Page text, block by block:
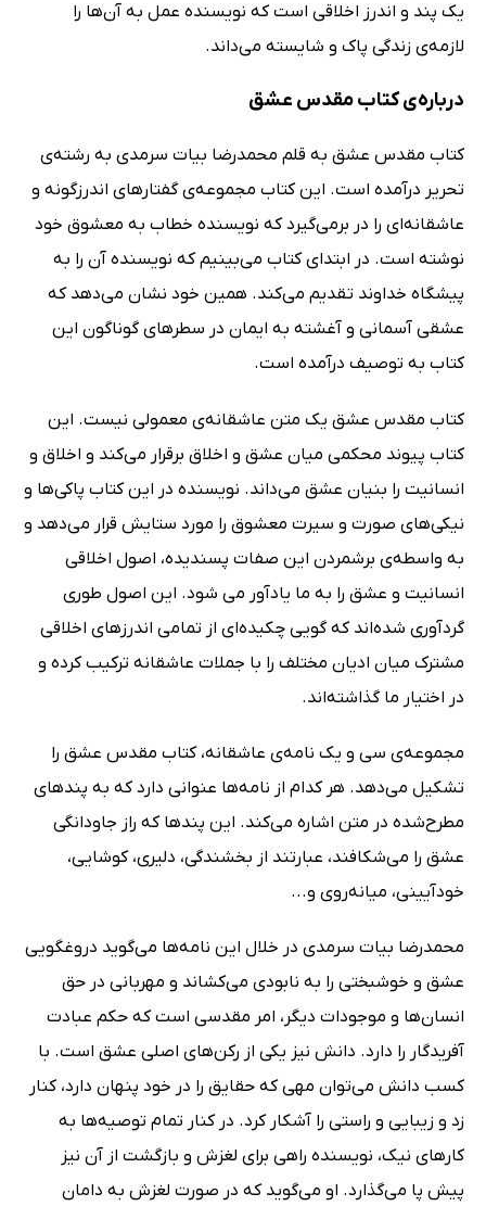
یک پند و اندرز اخلاقی است که نویسنده عمل به آن‌ها را
لازمه‌ی زندگی پاک و شایسته می‌داند.
درباره‌ی کتاب مقدس عشق
کتاب مقدس عشق به قلم محمدرضا بیات سرمدی به رشته‌ی
تحریر درآمده است. این کتاب مجموعه‌ی گفتارهای اندرزگونه و
عاشقانه‌ای را در برمی‌گیرد که نویسنده خطاب به معشوق خود
نوشته است. در ابتدای کتاب می‌بینیم که نویسنده آن را به
پیشگاه خداوند تقدیم می‌کند. همین خود نشان می‌دهد که
عشقی آسمانی و آغشته به ایمان در سطرهای گوناگون این
کتاب به توصیف درآمده است.
کتاب مقدس عشق یک متن عاشقانه‌ی معمولی نیست. این
کتاب پیوند محکمی میان عشق و اخلاق برقرار می‌کند و اخلاق و
انسانیت را بنیان عشق می‌داند. نویسنده در این کتاب پاکی‌ها و
نیکی‌های صورت و سیرت معشوق را مورد ستایش قرار می‌دهد و
به واسطه‌ی برشمردن این صفات پسندیده، اصول اخلاقی
انسانیت و عشق را به ما یادآور می شود. این اصول طوری
گردآوری شده‌اند که گویی چکیده‌ای از تمامی اندرزهای اخلاقی
مشترک میان ادیان مختلف را با جملات عاشقانه ترکیب کرده و
در اختیار ما گذاشته‌اند.
مجموعه‌ی سی و یک نامه‌ی عاشقانه، کتاب مقدس عشق را
تشکیل می‌دهد. هر کدام از نامه‌ها عنوانی دارد که به پندهای
مطرح‌شده در متن اشاره می‌کند. این پندها که راز جاودانگی
عشق را می‌شکافند، عبارتند از بخشندگی، دلیری، کوشایی،
خودآیینی، میانه‌روی و...
محمدرضا بیات سرمدی در خلال این نامه‌ها می‌گوید دروغگویی
عشق و خوشبختی را به نابودی می‌کشاند و مهربانی در حق
انسان‌ها و موجودات دیگر، امر مقدسی است که حکم عبادت
آفریدگار را دارد. دانش نیز یکی از رکن‌های اصلی عشق است. با
کسب دانش می‌توان مهی که حقایق را در خود پنهان دارد، کنار
زد و زیبایی و راستی را آشکار کرد. در کنار تمام توصیه‌ها به
کارهای نیک، نویسنده راهی برای لغزش و بازگشت از آن نیز
پیش پا می‌گذارد. او می‌گوید که در صورت لغزش به دامان